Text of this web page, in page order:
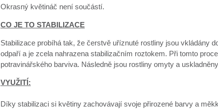
Okrasný květináč není součástí.
CO JE TO STABILIZACE
Stabilizace probíhá tak, že čerstvě uříznuté rostliny jsou vkládány
odpaří a je zcela nahrazena stabilizačním roztokem. Při tomto
potravinářského barviva. Následně jsou rostliny omyty a
VYUŽITÍ:
Díky stabilizaci si květiny zachovávají svoje přirozené barvy a